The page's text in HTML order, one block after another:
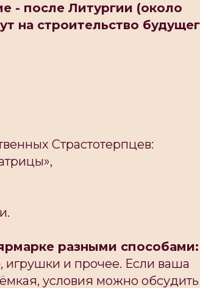
- после Литургии (около
на строительство
Страстотерпцев:
разными способами:
игрушки и прочее. Если ваша
условия можно обсудить